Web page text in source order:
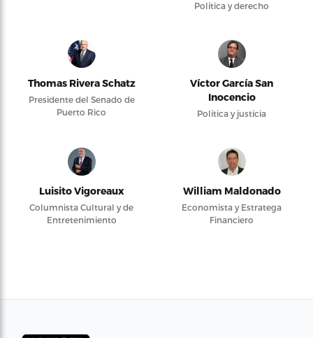
Política y derecho
Thomas Rivera Schatz
Presidente del Senado de
Puerto Rico
Víctor García San
Inocencio
Política y justicia
Luisito Vigoreaux
Columnista Cultural y de
Entretenimiento
William Maldonado
Economista y Estratega
Financiero